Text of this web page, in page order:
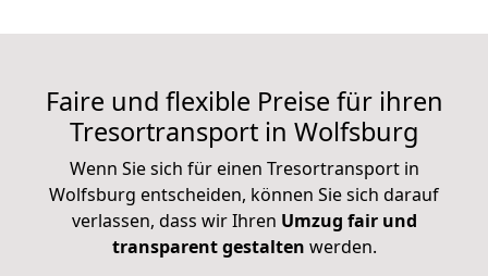
Faire und flexible Preise für ihren
Tresortransport in Wolfsburg
Wenn Sie sich für einen Tresortransport in
Wolfsburg entscheiden, können Sie sich darauf
verlassen, dass wir Ihren Umzug fair und
transparent gestalten werden.